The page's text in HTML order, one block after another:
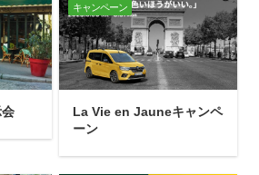
キャンペーン
La Vie en Jauneキャンペ
ーン